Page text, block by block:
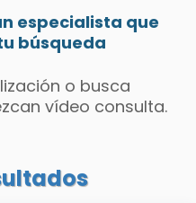
especialista que
búsqueda
o busca
vídeo consulta.